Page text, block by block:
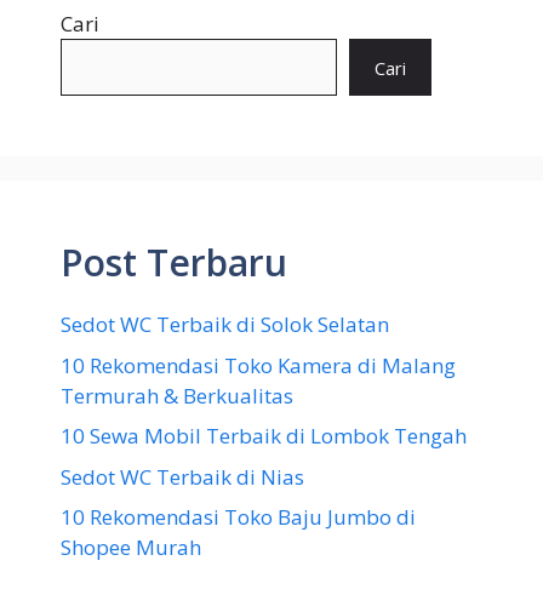
Cari
Cari
Post Terbaru
Sedot WC Terbaik di Solok Selatan
10 Rekomendasi Toko Kamera di Malang
Termurah & Berkualitas
10 Sewa Mobil Terbaik di Lombok Tengah
Sedot WC Terbaik di Nias
10 Rekomendasi Toko Baju Jumbo di
Shopee Murah